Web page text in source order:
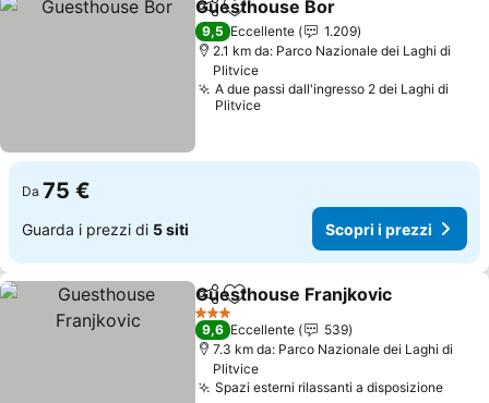
CondividiAggiungi ai preferiti
Guesthouse Bor
9,5 Eccellente
1.209
2.1 km da: Parco Nazionale dei Laghi di
Plitvice
A due passi dall'ingresso 2 dei Laghi di
Plitvice
Da 75 €
Guarda i prezzi di 5 siti Scopri i prezzi
CondividiAggiungi ai preferiti
Guesthouse Franjkovic
3 Stelle
9,6 Eccellente
539
7.3 km da: Parco Nazionale dei Laghi di
Plitvice
Spazi esterni rilassanti a disposizione